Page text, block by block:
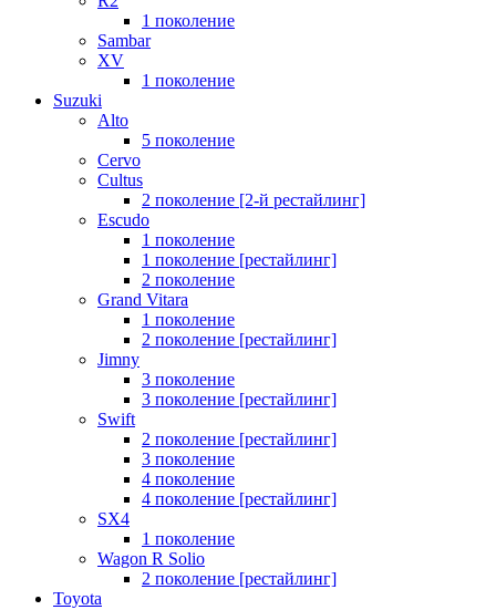
1 поколение
Sambar
XV
1 поколение
Suzuki
Alto
5 поколение
Cervo
Cultus
2 поколение [2-й рестайлинг]
Escudo
1 поколение
1 поколение [рестайлинг]
2 поколение
Grand Vitara
1 поколение
2 поколение [рестайлинг]
Jimny
3 поколение
3 поколение [рестайлинг]
Swift
2 поколение [рестайлинг]
3 поколение
4 поколение
4 поколение [рестайлинг]
SX4
1 поколение
Wagon R Solio
2 поколение [рестайлинг]
Toyota